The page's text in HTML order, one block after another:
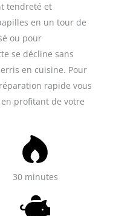
tendreté et
en un tour de
ou pour
se décline sans
en cuisine. Pour
rapide vous
profitant de votre
30 minutes